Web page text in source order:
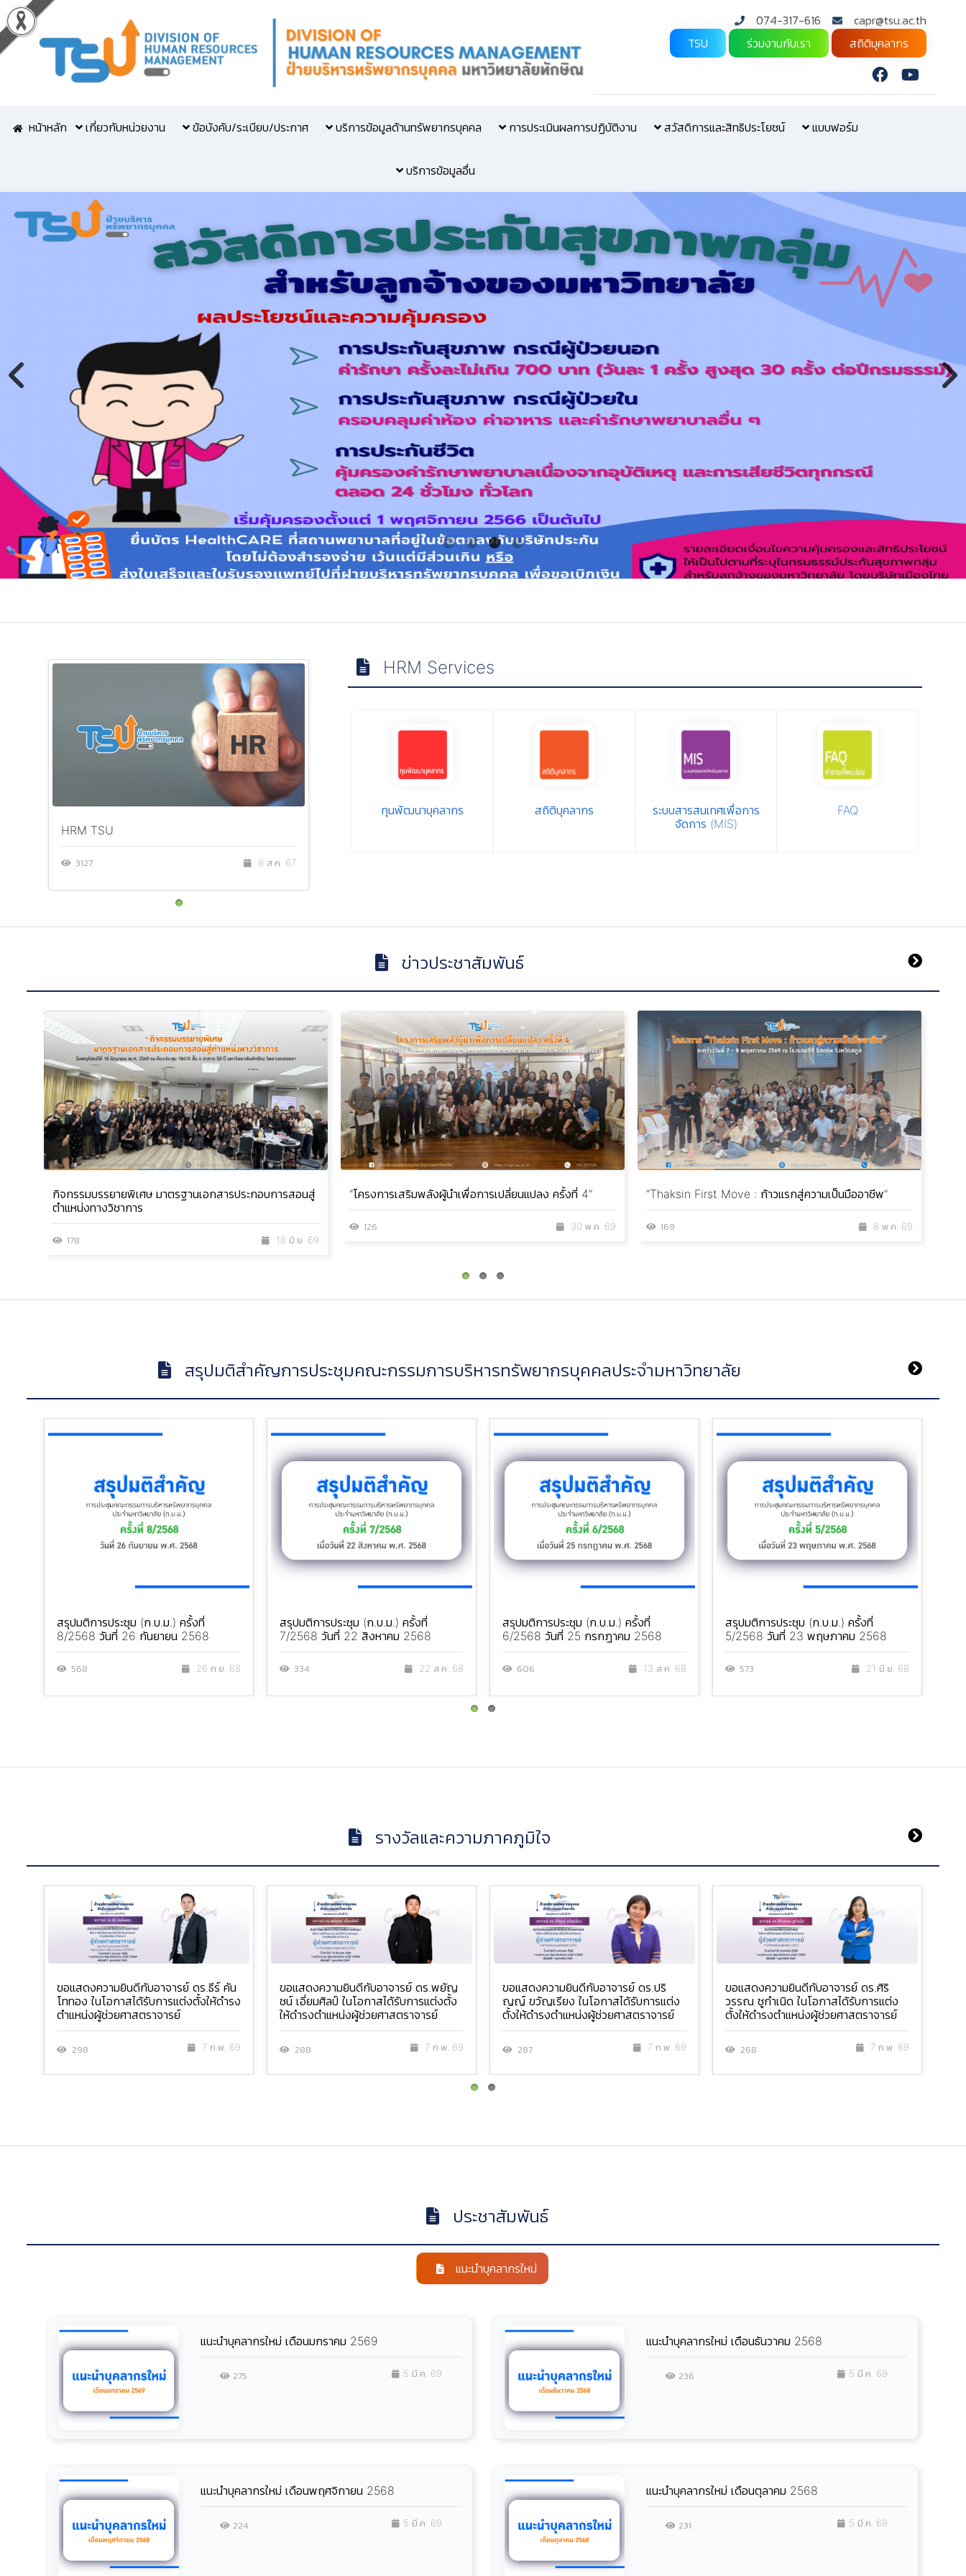
074-317-616
capr@tsu.ac.th
TSU
ร่วมงานกับเรา สถิติบุคลากร
หน้าหลัก เกี่ยวกับหน่วยงาน ข้อบังคับ/ระเบียบ/ประกาศ บริการข้อมูลด้านทรัพยากรบุคคล การประเมินผลการปฏิบัติงาน สวัสดิการและสิทธิประโยชน์ แบบฟอร์ม
บริการข้อมูลอื่น
HRM TSU
3127 8 ส.ค. 67
HRM Services
ทุนพัฒนาบุคลากร สถิติบุคลากร
ระบบสารสนเทศเพื่อการ
จัดการ (MIS)
FAQ
ข่าวประชาสัมพันธ์
กิจกรรมบรรยายพิเศษ มาตรฐานเอกสารประกอบการสอนสู่
ตำแหน่งทางวิชาการ
178 18 มิ.ย. 69
“โครงการเสริมพลังผู้นำเพื่อการเปลี่ยนแปลง ครั้งที่ 4”
126 30 พ.ค. 69
“Thaksin First Move : ก้าวแรกสู่ความเป็นมืออาชีพ”
169 8 พ.ค. 69
สรุปมติสำคัญการประชุมคณะกรรมการบริหารทรัพยากรบุคคลประจำมหาวิทยาลัย
สรุปมติการประชุม (ก.บ.ม.) ครั้งที่
8/2568 วันที่ 26 กันยายน 2568
568 26 ก.ย. 68
สรุปมติการประชุม (ก.บ.ม.) ครั้งที่
7/2568 วันที่ 22 สิงหาคม 2568
334 22 ส.ค. 68
สรุปมติการประชุม (ก.บ.ม.) ครั้งที่
6/2568 วันที่ 25 กรกฎาคม 2568
606 13 ส.ค. 68
สรุปมติการประชุม (ก.บ.ม.) ครั้งที่
5/2568 วันที่ 23 พฤษภาคม 2568
573 21 มิ.ย. 68
รางวัลและความภาคภูมิใจ
ขอแสดงความยินดีกับอาจารย์ ดร.ธีร์ คัน
โททอง ในโอกาสได้รับการแต่งตั้งให้ดำรง
ตำแหน่งผู้ช่วยศาสตราจารย์
298 7 ก.พ. 69
ขอแสดงความยินดีกับอาจารย์ ดร.พยัญ
ชน์ เอี่ยมศิลป์ ในโอกาสได้รับการแต่งตั้ง
ให้ดำรงตำแหน่งผู้ช่วยศาสตราจารย์
288 7 ก.พ. 69
ขอแสดงความยินดีกับอาจารย์ ดร.ปริ
ญญ์ ขวัญเรียง ในโอกาสได้รับการแต่ง
ตั้งให้ดำรงตำแหน่งผู้ช่วยศาสตราจารย์
287 7 ก.พ. 69
ขอแสดงความยินดีกับอาจารย์ ดร.ศิริ
วรรณ ชูกำเนิด ในโอกาสได้รับการแต่ง
ตั้งให้ดำรงตำแหน่งผู้ช่วยศาสตราจารย์
268 7 ก.พ. 69
ประชาสัมพันธ์
แนะนำบุคลากรใหม่
แนะนำบุคลากรใหม่ เดือนมกราคม 2569
275 5 มี.ค. 69
แนะนำบุคลากรใหม่ เดือนธันวาคม 2568
236 5 มี.ค. 69
แนะนำบุคลากรใหม่ เดือนพฤศจิกายน 2568
224 5 มี.ค. 69
แนะนำบุคลากรใหม่ เดือนตุลาคม 2568
231 5 มี.ค. 69